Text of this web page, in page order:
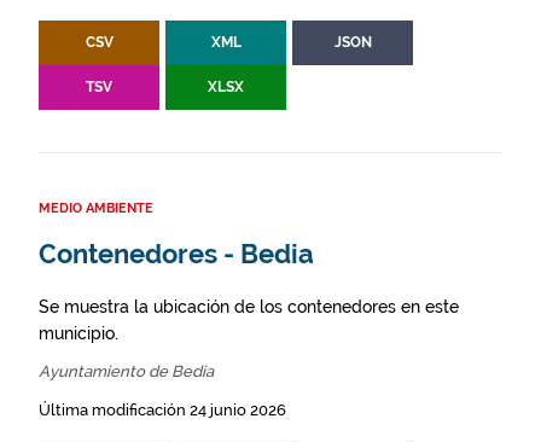
CSV XML JSON
TSV XLSX
MEDIO AMBIENTE
Contenedores - Bedia
Se muestra la ubicación de los contenedores en este
municipio.
Ayuntamiento de Bedia
Última modificación 24 junio 2026